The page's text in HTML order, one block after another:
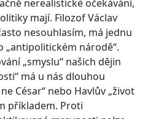
nerealistické očekávání,
mají. Filozof Václav
nesouhlasím, má jednu
„antipolitickém národě“.
„smyslu“ našich dějin
má u nás dlouhou
César“ nebo Havlův „život
příkladem. Proti